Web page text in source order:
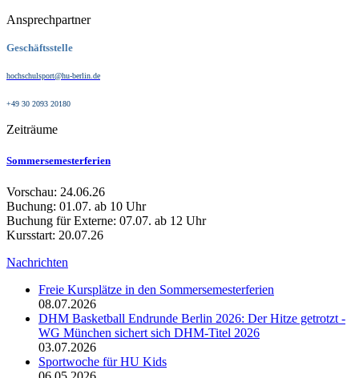
Ansprechpartner
Geschäftsstelle
hochschulsport@hu-berlin.de
+49 30 2093 20180
Zeiträume
Sommersemesterferien
Vorschau: 24.06.26
Buchung: 01.07. ab 10 Uhr
Buchung für Externe: 07.07. ab 12 Uhr
Kursstart: 20.07.26
Nachrichten
Freie Kursplätze in den Sommersemesterferien
08.07.2026
DHM Basketball Endrunde Berlin 2026: Der Hitze getrotzt -
WG München sichert sich DHM-Titel 2026
03.07.2026
Sportwoche für HU Kids